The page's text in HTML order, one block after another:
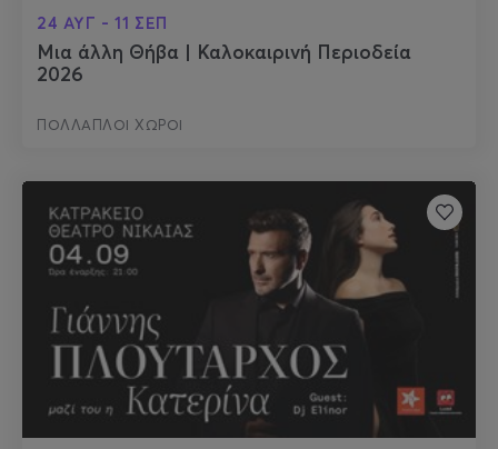
24 ΑΥΓ - 11 ΣΕΠ
Μια άλλη Θήβα | Καλοκαιρινή Περιοδεία
2026
ΠΟΛΛΑΠΛΟΙ ΧΩΡΟΙ